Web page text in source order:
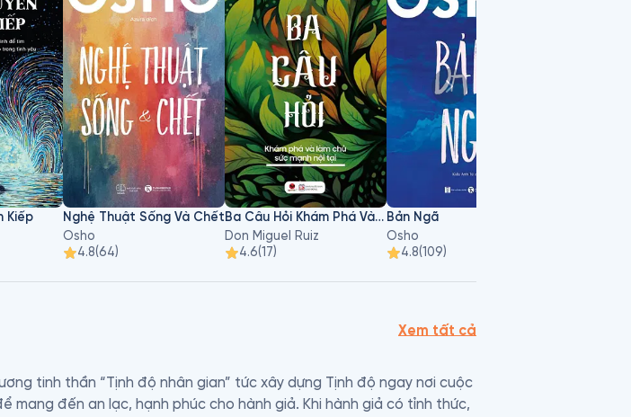
Kiếp
Nghệ Thuật Sống Và Chết
Osho
4.8(64)
Ba Câu Hỏi Khám Phá Và Làm Chủ Sức Mạnh Nội Tại
Don Miguel Ruiz
4.6(17)
Bản Ngã
Osho
4.8(109)
Xem tất cả
tinh thần “Tịnh độ nhân gian” tức xây dựng Tịnh độ ngay nơi cuộc
đến an lạc, hạnh phúc cho hành giả. Khi hành giả có tỉnh thức,